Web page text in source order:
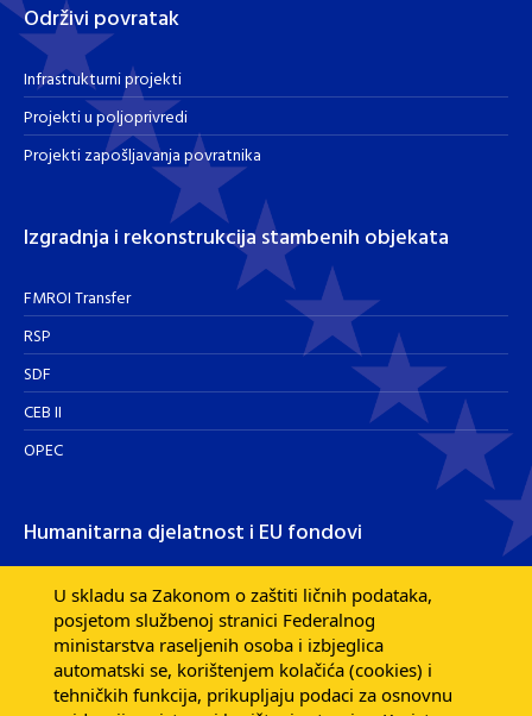
Održivi povratak
Infrastrukturni projekti
Projekti u poljoprivredi
Projekti zapošljavanja povratnika
Izgradnja i rekonstrukcija stambenih objekata
FMROI Transfer
RSP
SDF
CEB II
OPEC
Humanitarna djelatnost i EU fondovi
Humanitarna djelatnost
Razvojna pomoć EU fondova
Dijaspora
U skladu sa Zakonom o zaštiti ličnih podataka,
posjetom službenoj stranici Federalnog
ministarstva raseljenih osoba i izbjeglica
automatski se, korištenjem kolačića (cookies) i
tehničkih funkcija, prikupljaju podaci za osnovnu